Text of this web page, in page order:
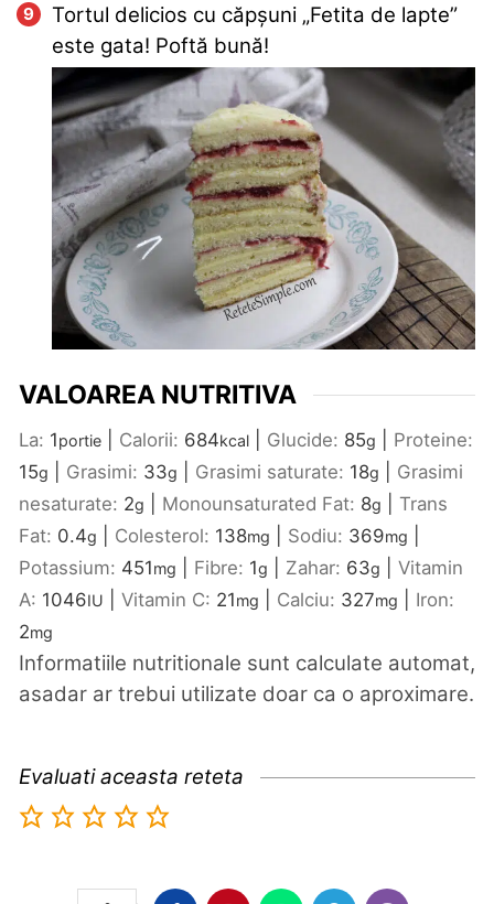
Tortul delicios cu căpșuni „Fetita de lapte”
este gata! Poftă bună!
VALOAREA NUTRITIVA
La: 1portie Calorii: 684kcal Glucide: 85g
Proteine:
15g Grasimi: 33g Grasimi saturate: 18g
Grasimi
nesaturate: 2g Monounsaturated Fat: 8g
Trans
Fat: 0.4g Colesterol: 138mg Sodiu: 369mg
Potassium: 451mg Fibre: 1g Zahar: 63g
Vitamin
A: 1046IU Vitamin C: 21mg Calciu: 327mg
Iron:
2mg
Informatiile nutritionale sunt calculate automat,
asadar ar trebui utilizate doar ca o aproximare.
Evaluati aceasta reteta